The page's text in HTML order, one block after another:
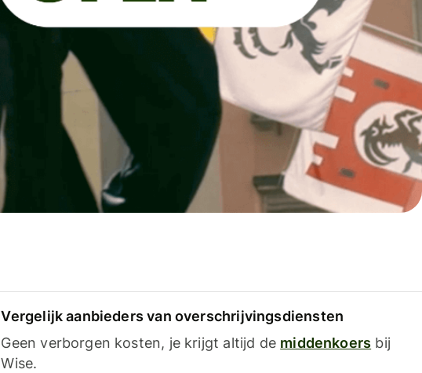
Vergelijk aanbieders van overschrijvingsdiensten
Geen verborgen kosten, je krijgt altijd de middenkoers bij
Wise.